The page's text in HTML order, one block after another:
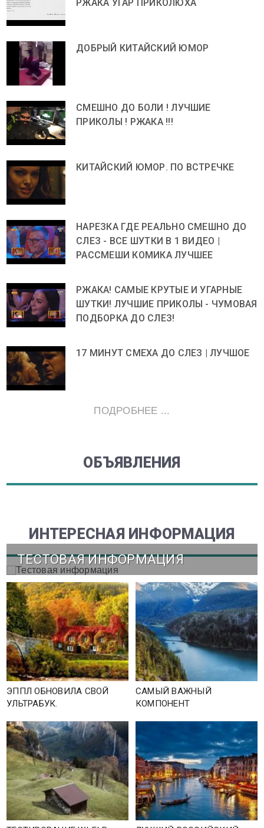
РЖАКА УГАР ПРИКОЛЮХА
ДОБРЫЙ КИТАЙСКИЙ ЮМОР
СМЕШНО ДО БОЛИ ! ЛУЧШИЕ
ПРИКОЛЫ ! РЖАКА !!!
КИТАЙСКИЙ ЮМОР. ПО ВСТРЕЧКЕ
НАРЕЗКА ГДЕ РЕАЛЬНО СМЕШНО ДО
СЛЕЗ - ВСЕ ШУТКИ В 1 ВИДЕО |
РАССМЕШИ КОМИКА ЛУЧШЕЕ
РЖАКА! САМЫЕ КРУТЫЕ И УГАРНЫЕ
ШУТКИ! ЛУЧШИЕ ПРИКОЛЫ - ЧУМОВАЯ
ПОДБОРКА ДО СЛЕЗ!
17 МИНУТ СМЕХА ДО СЛЕЗ | ЛУЧШОЕ
ПОДРОБНЕЕ ...
ОБЪЯВЛЕНИЯ
ИНТЕРЕСНАЯ ИНФОРМАЦИЯ
ТЕСТОВАЯ ИНФОРМАЦИЯ
ЭППЛ ОБНОВИЛА СВОЙ
УЛЬТРАБУК.
САМЫЙ ВАЖНЫЙ
КОМПОНЕНТ